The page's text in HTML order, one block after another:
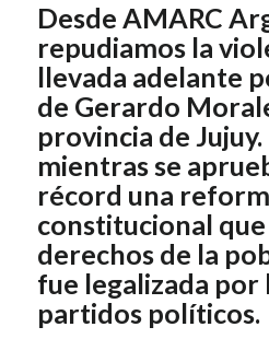
Desde AMARC
repudiamos la
llevada adelante
de Gerardo
provincia de
mientras se
récord una
constitucional
derechos de la
fue legalizada por
partidos políticos.